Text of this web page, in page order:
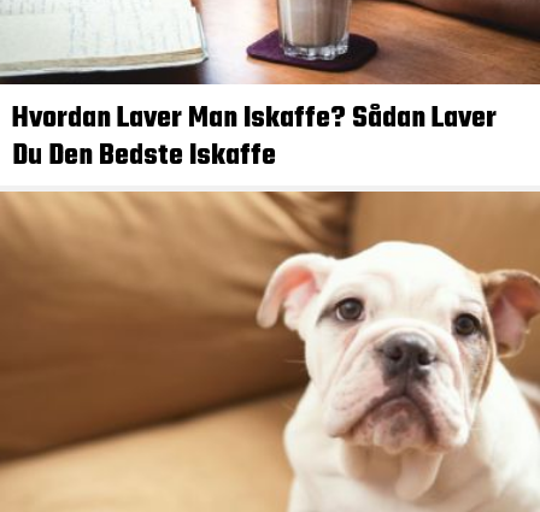
Hvordan Laver Man Iskaffe? Sådan Laver
Du Den Bedste Iskaffe